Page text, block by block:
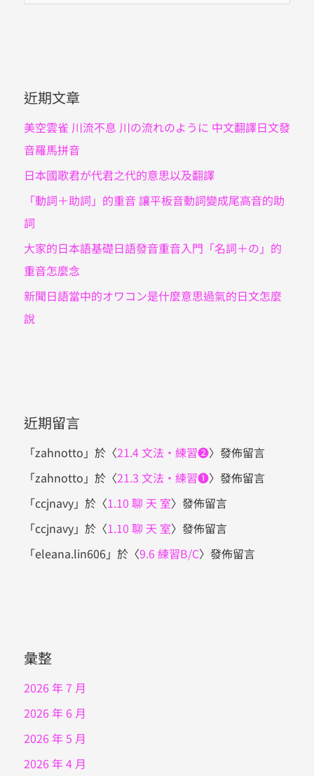
尋
:近期文章
美空雲雀 川流不息 川の流れのように 中文翻譯日文發
音羅馬拼音
日本國歌君が代君之代的意思以及翻譯
「動詞＋助詞」的重音 讓平板音動詞變成尾高音的助
詞
大家的日本語基礎日語發音重音入門「名詞＋の」的
重音怎麼念
新聞日語當中的オワコン是什麼意思過氣的日文怎麼
說
近期留言
「zahnotto 」於〈21.4 文法・練習❷〉發佈留言
「zahnotto 」於〈21.3 文法・練習❶〉發佈留言
「ccjnavy」於〈1.10 聊 天 室〉發佈留言
「ccjnavy」於〈1.10 聊 天 室〉發佈留言
「eleana.lin606」於〈9.6 練習B/C〉發佈留言
彙整
2026 年 7 月
2026 年 6 月
2026 年 5 月
2026 年 4 月